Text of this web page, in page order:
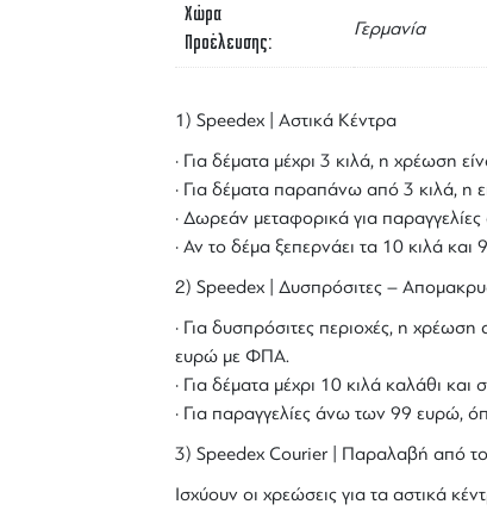
Χώρα
Προέλευσης
Γερμανία
1) Speedex | Αστικά Κέντρα
· Για δέματα μέχρι 3 κιλά, η χρέωση
· Για δέματα παραπάνω από 3 κιλά, η
· Δωρεάν μεταφορικά για
· Αν το δέμα ξεπερνάει τα 10 κιλά
2) Speedex | Δυσπρόσιτες –
· Για δυσπρόσιτες περιοχές, η
ευρώ με ΦΠΑ.
· Για δέματα μέχρι 10 κιλά καλάθι
· Για παραγγελίες άνω των 99 ευρώ,
3) Speedex Courier | Παραλαβή από
Ισχύουν οι χρεώσεις για τα αστικά